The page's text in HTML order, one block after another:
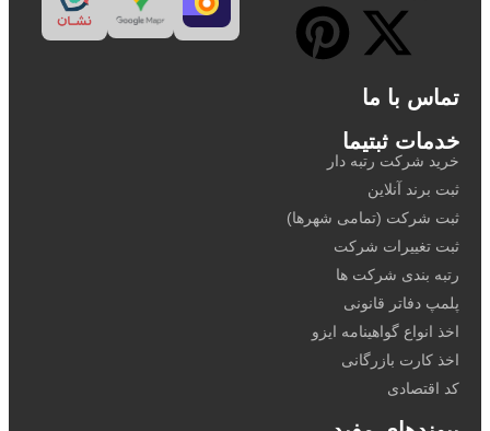
تماس با ما
خدمات ثبتیما
خرید شرکت رتبه دار
ثبت برند آنلاین
ثبت شرکت (تمامی شهرها)
ثبت تغییرات شرکت
رتبه بندی شرکت ها
پلمپ دفاتر قانونی
اخذ انواع گواهینامه ایزو
اخذ کارت بازرگانی
کد اقتصادی